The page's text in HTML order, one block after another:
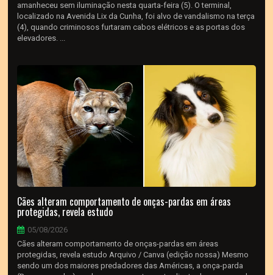
amanheceu sem iluminação nesta quarta-feira (5). O terminal,
localizado na Avenida Lix da Cunha, foi alvo de vandalismo na terça
(4), quando criminosos furtaram cabos elétricos e as portas dos
elevadores. ...
Cães alteram comportamento de onças-pardas em áreas
protegidas, revela estudo
05/08/2026
Cães alteram comportamento de onças-pardas em áreas
protegidas, revela estudo Arquivo / Canva (edição nossa) Mesmo
sendo um dos maiores predadores das Américas, a onça-parda